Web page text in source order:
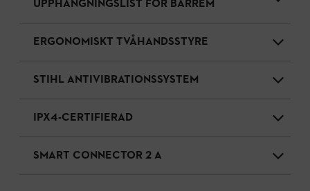
UPPHÄNGNINGSLIST FÖR BÄRREM
ERGONOMISKT TVÅHANDSSTYRE
STIHL ANTIVIBRATIONSSYSTEM
IPX4-CERTIFIERAD
SMART CONNECTOR 2 A